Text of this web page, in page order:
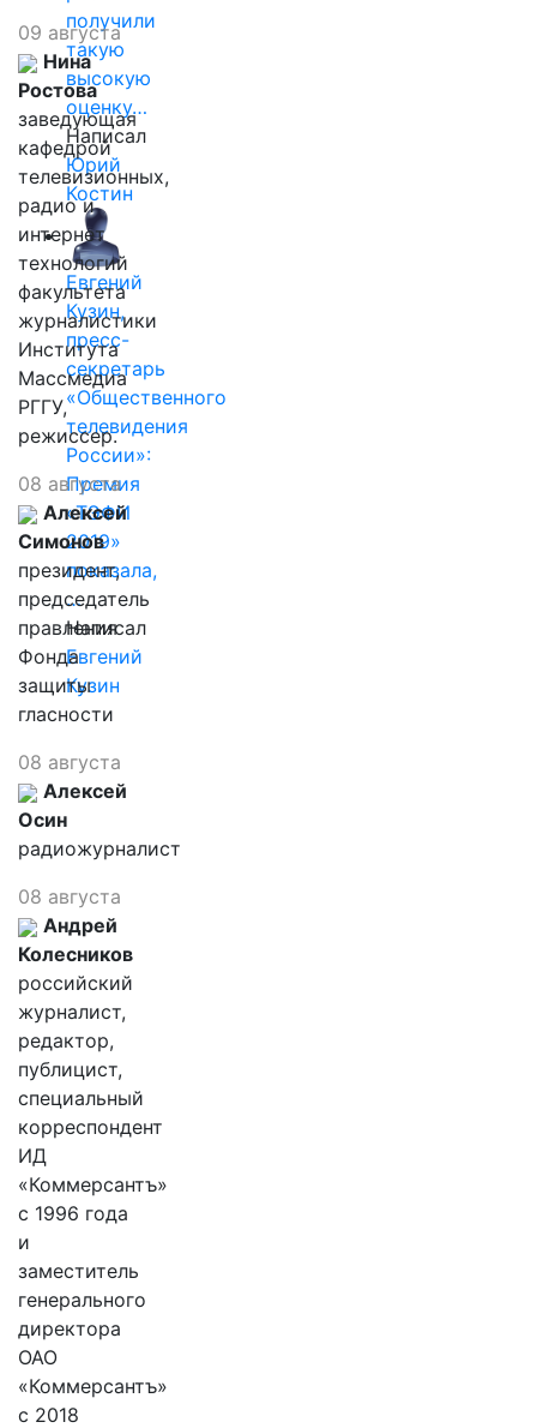
получили
такую
высокую
оценку…
Написал
Юрий
Костин
Евгений
Кузин,
пресс-
секретарь
«Общественного
телевидения
России»:
Премия
«ТЭФИ
2019»
показала,
…
Написал
Евгений
Кузин
09 августа
Нина
Ростова
заведующая
кафедрой
телевизионных,
радио и
интернет
технологий
факультета
журналистики
Института
Массмедиа
РГГУ,
режиссер.
08 августа
Алексей
Симонов
президент,
председатель
правления
Фонда
защиты
гласности
08 августа
Алексей
Осин
радиожурналист
08 августа
Андрей
Колесников
российский
журналист,
редактор,
публицист,
специальный
корреспондент
ИД
«Коммерсантъ»
с 1996 года
и
заместитель
генерального
директора
ОАО
«Коммерсантъ»
с 2018